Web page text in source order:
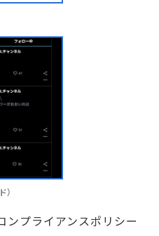
プライアンスポリシー